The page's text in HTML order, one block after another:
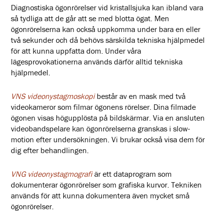
Diagnostiska ögonrörelser vid kristallsjuka kan ibland vara
så tydliga att de går att se med blotta ögat. Men
ögonrörelserna kan också uppkomma under bara en eller
två sekunder och då behövs särskilda tekniska hjälpmedel
för att kunna uppfatta dom. Under våra
lägesprovokationerna används därför alltid tekniska
hjälpmedel.
VNS videonystagmoskopibestår av en mask med två
videokameror som filmar ögonens rörelser. Dina filmade
ögonen visas högupplösta på bildskärmar. Via en ansluten
videobandspelare kan ögonrörelserna granskas i slow-
motion efter undersökningen. Vi brukar också visa dem för
dig efter behandlingen.
VNG videonystagmografi är ett dataprogram som
dokumenterar ögonrörelser som grafiska kurvor. Tekniken
används för att kunna dokumentera även mycket små
ögonrörelser.